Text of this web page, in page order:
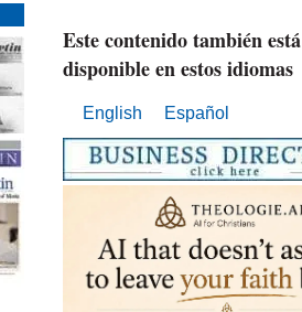
Este contenido también está
disponible en estos idiomas
English Español